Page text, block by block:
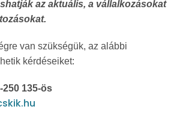
az aktuális, a vállalkozásokat
van szükségük, az alábbi
kérdéseiket:
250 135-ös